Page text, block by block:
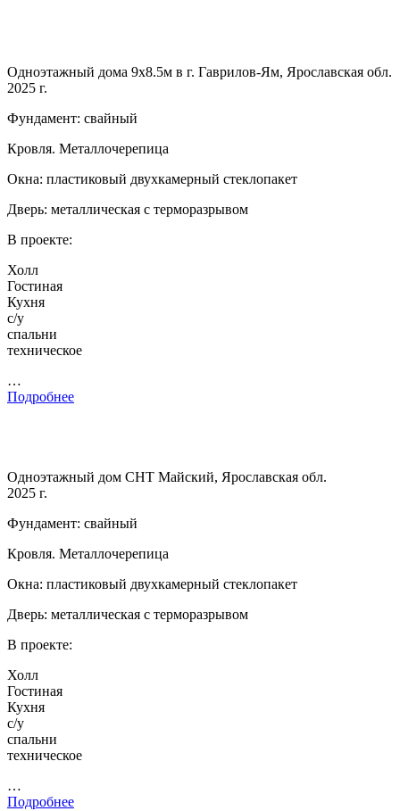
Одноэтажный дома 9х8.5м в г. Гаврилов-Ям, Ярославская обл.
2025 г.
Фундамент: свайный
Кровля. Металлочерепица
Окна: пластиковый двухкамерный стеклопакет
Дверь: металлическая с терморазрывом
В проекте:
Холл
Гостиная
Кухня
с/у
спальни
техническое
…
Подробнее
Одноэтажный дом СНТ Майский, Ярославская обл.
2025 г.
Фундамент: свайный
Кровля. Металлочерепица
Окна: пластиковый двухкамерный стеклопакет
Дверь: металлическая с терморазрывом
В проекте:
Холл
Гостиная
Кухня
с/у
спальни
техническое
…
Подробнее